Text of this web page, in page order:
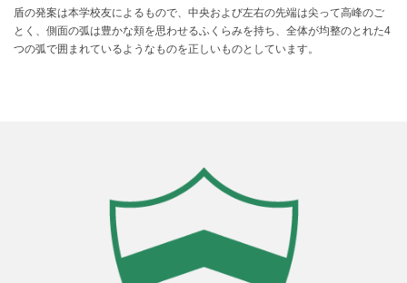
盾の発案は本学校友によるもので、中央および左右の先端は尖って高峰のご
とく、側面の弧は豊かな頬を思わせるふくらみを持ち、全体が均整のとれた4
つの弧で囲まれているようなものを正しいものとしています。